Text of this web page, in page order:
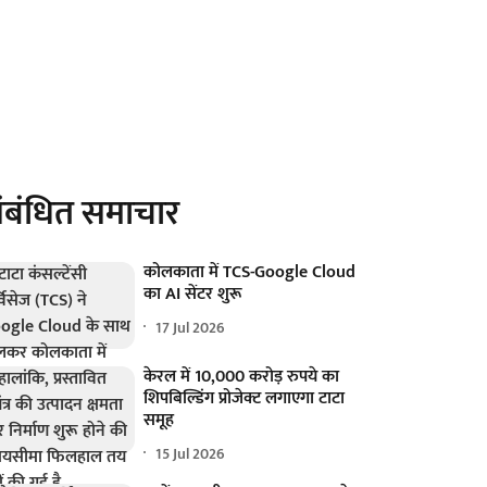
समाचार
कोलकाता में TCS-Google Cloud
का AI सेंटर शुरू
17 Jul 2026
केरल में 10,000 करोड़ रुपये का
शिपबिल्डिंग प्रोजेक्ट लगाएगा टाटा
समूह
15 Jul 2026